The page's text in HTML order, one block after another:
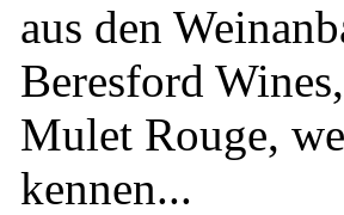
aus den
Beresford
Mulet Rouge,
kennen...